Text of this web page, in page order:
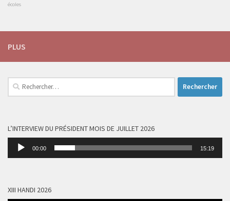
écoles
PLUS
Rechercher :
L’INTERVIEW DU PRÉSIDENT MOIS DE JUILLET 2026
Lecteur
00:00 15:19
XIII HANDI 2026